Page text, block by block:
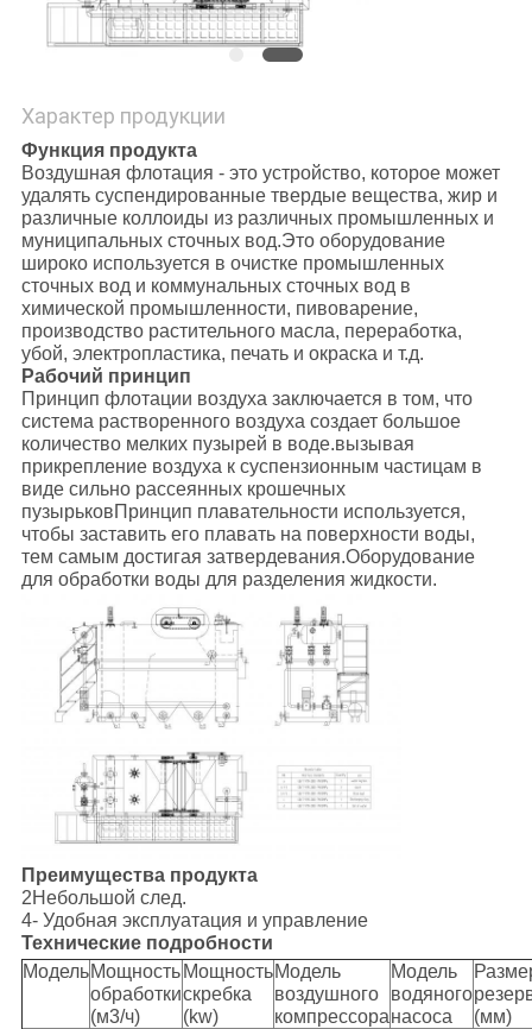
Характер продукции
Функция продукта
Воздушная флотация - это устройство, которое может
удалять суспендированные твердые вещества, жир и
различные коллоиды из различных промышленных и
муниципальных сточных вод.Это оборудование
широко используется в очистке промышленных
сточных вод и коммунальных сточных вод в
химической промышленности, пивоварение,
производство растительного масла, переработка,
убой, электропластика, печать и окраска и т.д.
Рабочий принцип
Принцип флотации воздуха заключается в том, что
система растворенного воздуха создает большое
количество мелких пузырей в воде.вызывая
прикрепление воздуха к суспензионным частицам в
виде сильно рассеянных крошечных
пузырьковПринцип плавательности используется,
чтобы заставить его плавать на поверхности воды,
тем самым достигая затвердевания.Оборудование
для обработки воды для разделения жидкости.
Преимущества продукта
2Небольшой след.
4- Удобная эксплуатация и управление
Технические подробности
МодельМощность
обработки
(м3/ч)
Мощность
скребка
(kw)
Модель
воздушного
компрессора
Модель
водяного
насоса
(мм)